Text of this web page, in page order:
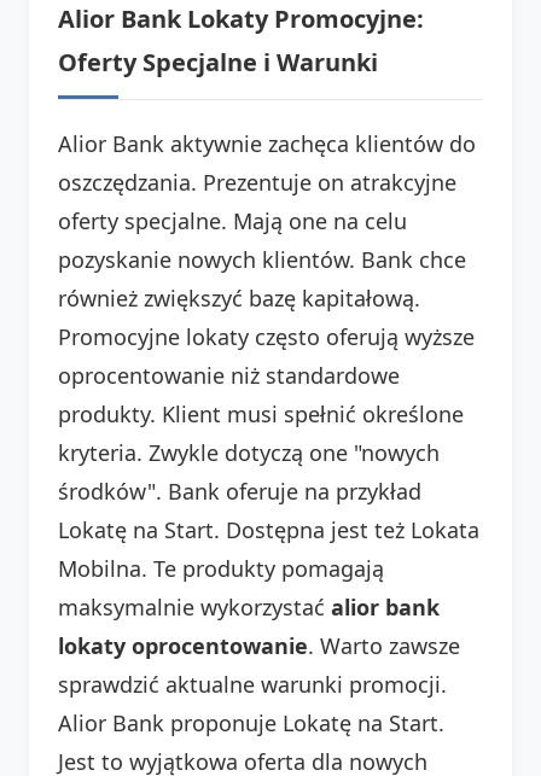
Alior Bank Lokaty Promocyjne:
Oferty Specjalne i Warunki
Alior Bank aktywnie zachęca klientów do
oszczędzania. Prezentuje on atrakcyjne
oferty specjalne. Mają one na celu
pozyskanie nowych klientów. Bank chce
również zwiększyć bazę kapitałową.
Promocyjne lokaty często oferują wyższe
oprocentowanie niż standardowe
produkty. Klient musi spełnić określone
kryteria. Zwykle dotyczą one "nowych
środków". Bank oferuje na przykład
Lokatę na Start. Dostępna jest też Lokata
Mobilna. Te produkty pomagają
maksymalnie wykorzystać alior bank
lokaty oprocentowanie. Warto zawsze
sprawdzić aktualne warunki promocji.
Alior Bank proponuje Lokatę na Start.
Jest to wyjątkowa oferta dla nowych